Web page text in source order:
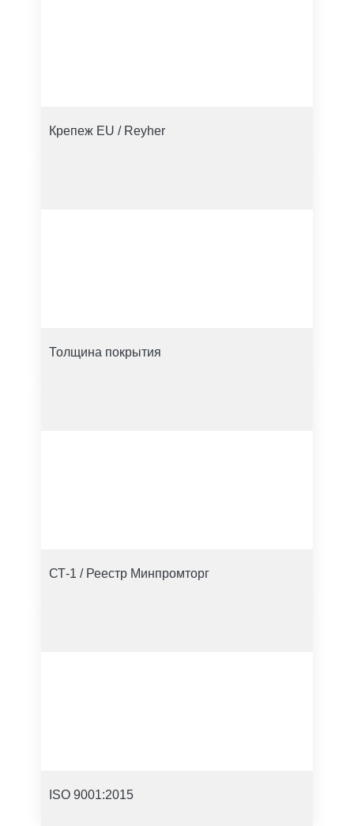
Крепеж EU / Reyher
Толщина покрытия
СТ-1 / Реестр Минпромторг
ISO 9001:2015